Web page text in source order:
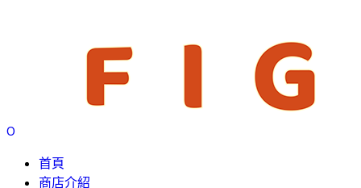
0
首頁
商店介紹